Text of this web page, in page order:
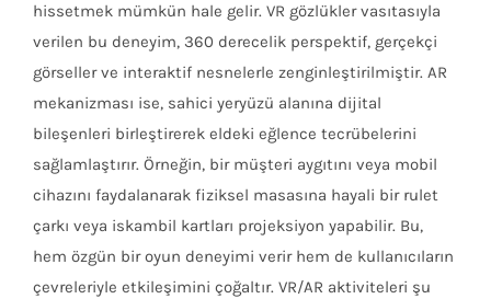
hissetmek mümkün hale gelir. VR gözlükler vasıtasıyla
verilen bu deneyim, 360 derecelik perspektif, gerçekçi
görseller ve interaktif nesnelerle zenginleştirilmiştir. AR
mekanizması ise, sahici yeryüzü alanına dijital
bileşenleri birleştirerek eldeki eğlence tecrübelerini
sağlamlaştırır. Örneğin, bir müşteri aygıtını veya mobil
cihazını faydalanarak fiziksel masasına hayali bir rulet
çarkı veya iskambil kartları projeksiyon yapabilir. Bu,
hem özgün bir oyun deneyimi verir hem de kullanıcıların
çevreleriyle etkileşimini çoğaltır. VR/AR aktiviteleri şu